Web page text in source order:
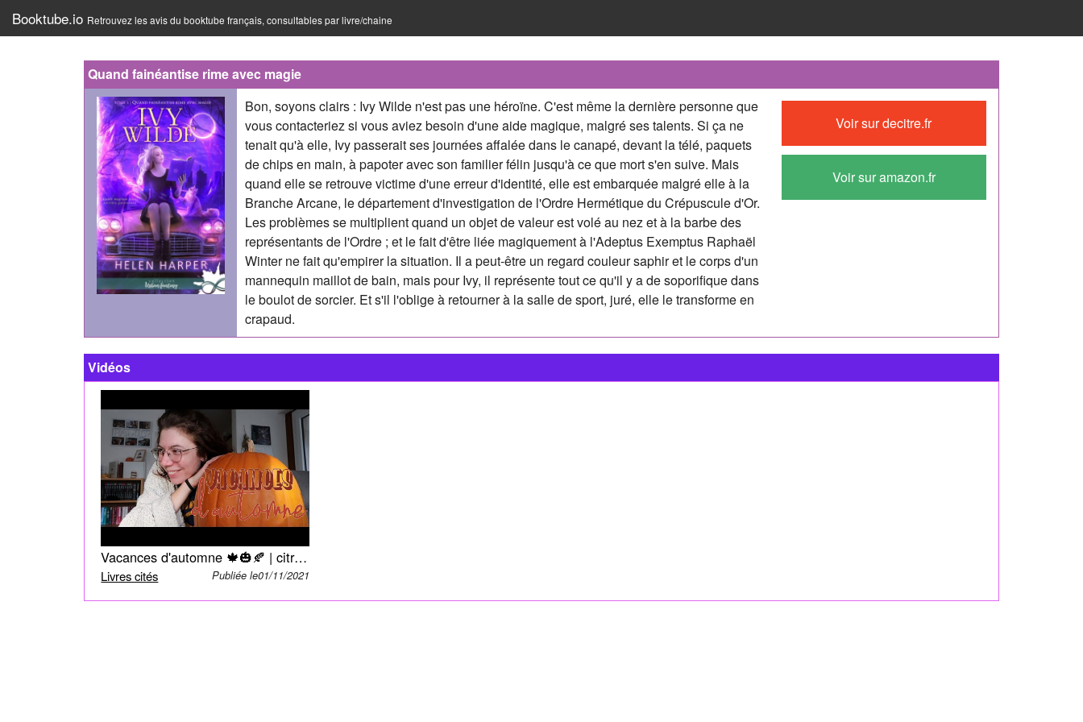
Booktube.io Retrouvez les avis du booktube français, consultables par livre/chaine
Quand fainéantise rime avec magie
Bon, soyons clairs : Ivy Wilde n'est pas une héroïne. C'est même la dernière personne que
vous contacteriez si vous aviez besoin d'une aide magique, malgré ses talents. Si ça ne
tenait qu'à elle, Ivy passerait ses journées affalée dans le canapé, devant la télé, paquets
de chips en main, à papoter avec son familier félin jusqu'à ce que mort s'en suive. Mais
quand elle se retrouve victime d'une erreur d'identité, elle est embarquée malgré elle à la
Branche Arcane, le département d'investigation de l'Ordre Hermétique du Crépuscule d'Or.
Les problèmes se multiplient quand un objet de valeur est volé au nez et à la barbe des
représentants de l'Ordre ; et le fait d'être liée magiquement à l'Adeptus Exemptus Raphaël
Winter ne fait qu'empirer la situation. Il a peut-être un regard couleur saphir et le corps d'un
mannequin maillot de bain, mais pour Ivy, il représente tout ce qu'il y a de soporifique dans
le boulot de sorcier. Et s'il l'oblige à retourner à la salle de sport, juré, elle le transforme en
crapaud.
Voir sur decitre.fr
Voir sur amazon.fr
Vidéos
Vacances d'automne 🍁🎃🍂 | citrouilles, recettes et lecture
Livres cités Publiée le01/11/2021